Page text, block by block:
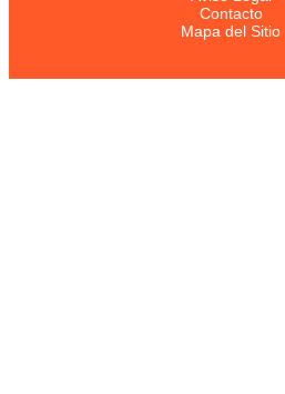
Contacto
Mapa del Sitio